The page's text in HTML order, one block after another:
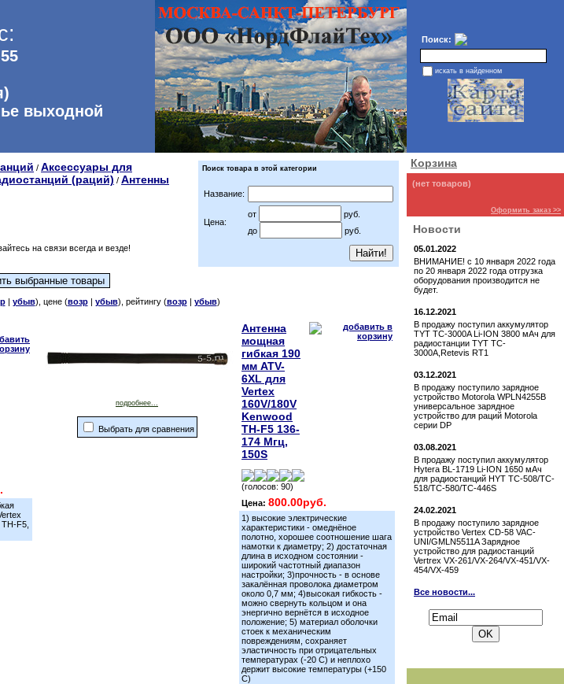
выходной
Поиск:
искать в найденном
/ Аксессуары для
(раций) / Антенны
Поиск товара в этой категории
Название:
Цена:
от
руб.
до
руб.
на связи всегда и везде!
| убыв), цене (возр| убыв), рейтингу (возр| убыв)
F5,
подробнее...
Выбрать для сравнения
Антенна
мощная
гибкая 190
мм ATV-
6XL для
Vertex
160V/180V
Kenwood
TH-F5 136-
174 Мгц,
150S
(голосов: 90)
Цена: 800.00руб.
1) высокие электрические
характеристики - омеднёное
полотно, хорошее соотношение шага
намотки к диаметру; 2) достаточная
длина в исходном состоянии -
широкий частотный диапазон
настройки; 3)прочность - в основе
закалённая проволока диаметром
около 0,7 мм; 4)высокая гибкость -
можно свернуть кольцом и она
энергично вернётся в исходное
положение; 5) материал оболочки
стоек к механическим
повреждениям, сохраняет
эластичность при отрицательных
температурах (-20 С) и неплохо
держит высокие температуры (+150
С)
Корзина
(нет товаров)
Оформить заказ >>
Новости
05.01.2022
ВНИМАНИЕ! с 10 января 2022 года
по 20 января 2022 года отгрузка
оборудования производится не
будет.
16.12.2021
В продажу поступил аккумулятор
TYT TC-3000A Li-ION 3800 мАч для
радиостанции TYT TC-
3000A,Retevis RT1
03.12.2021
В продажу поступило зарядное
устройство Motorola WPLN4255B
универсальное зарядное
устройство для раций Motorola
серии DP
03.08.2021
В продажу поступил аккумулятор
Hytera BL-1719 Li-ION 1650 мАч
для радиостанций HYT TC-508/TC-
518/TC-580/TC-446S
24.02.2021
В продажу поступило зарядное
устройство Vertex СD-58 VAC-
UNI/GMLN5511A Зарядное
устройство для радиостанций
Vertrex VX-261/VX-264/VX-451/VX-
454/VX-459
Все новости...